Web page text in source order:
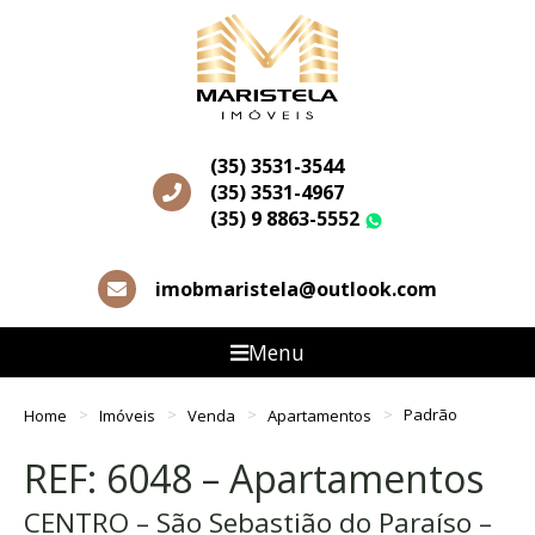
(35) 3531-3544
(35) 3531-4967
(35) 9 8863-5552
imobmaristela@outlook.com
Menu
Home Imóveis Venda Apartamentos Padrão
REF: 6048 – Apartamentos
CENTRO – São Sebastião do Paraíso –